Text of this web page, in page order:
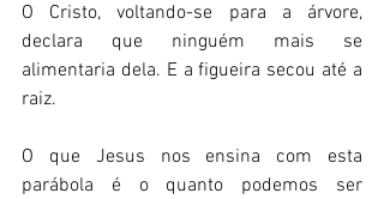
O Cristo, voltando-se para a árvore,
declara que ninguém mais se
alimentaria dela. E a figueira secou até a
raiz.
O que Jesus nos ensina com esta
parábola é o quanto podemos ser